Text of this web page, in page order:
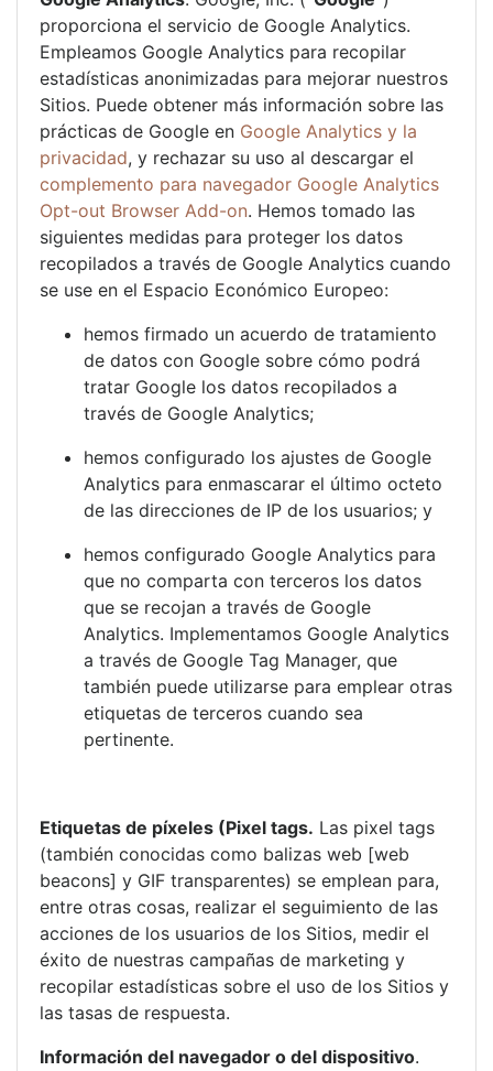
proporciona el servicio de Google Analytics.
Empleamos Google Analytics para recopilar
estadísticas anonimizadas para mejorar nuestros
Sitios. Puede obtener más información sobre las
prácticas de Google en Google Analytics y la
privacidad, y rechazar su uso al descargar el
complemento para navegador Google Analytics
Opt-out Browser Add-on. Hemos tomado las
siguientes medidas para proteger los datos
recopilados a través de Google Analytics cuando
se use en el Espacio Económico Europeo:
hemos firmado un acuerdo de tratamiento
de datos con Google sobre cómo podrá
tratar Google los datos recopilados a
través de Google Analytics;
hemos configurado los ajustes de Google
Analytics para enmascarar el último octeto
de las direcciones de IP de los usuarios; y
hemos configurado Google Analytics para
que no comparta con terceros los datos
que se recojan a través de Google
Analytics. Implementamos Google Analytics
a través de Google Tag Manager, que
también puede utilizarse para emplear otras
etiquetas de terceros cuando sea
pertinente.
Etiquetas de píxeles (Pixel tags. Las pixel tags
(también conocidas como balizas web [web
beacons] y GIF transparentes) se emplean para,
entre otras cosas, realizar el seguimiento de las
acciones de los usuarios de los Sitios, medir el
éxito de nuestras campañas de marketing y
recopilar estadísticas sobre el uso de los Sitios y
las tasas de respuesta.
Información del navegador o del dispositivo.